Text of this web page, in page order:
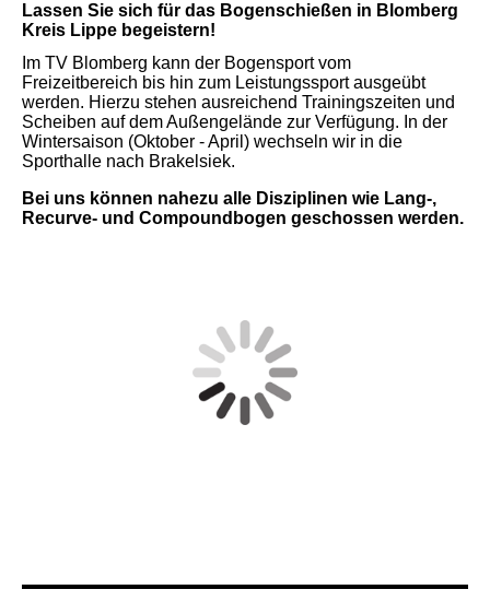
Lassen Sie sich für das Bogenschießen in Blomberg
Kreis Lippe begeistern!
Im TV Blomberg kann der Bogensport vom
Freizeitbereich bis hin zum Leistungssport ausgeübt
werden. Hierzu stehen ausreichend Trainingszeiten und
Scheiben auf dem Außengelände zur Verfügung. In der
Wintersaison (Oktober - April) wechseln wir in die
Sporthalle nach Brakelsiek.
Bei uns können nahezu alle Disziplinen wie Lang-,
Recurve- und Compoundbogen geschossen werden.